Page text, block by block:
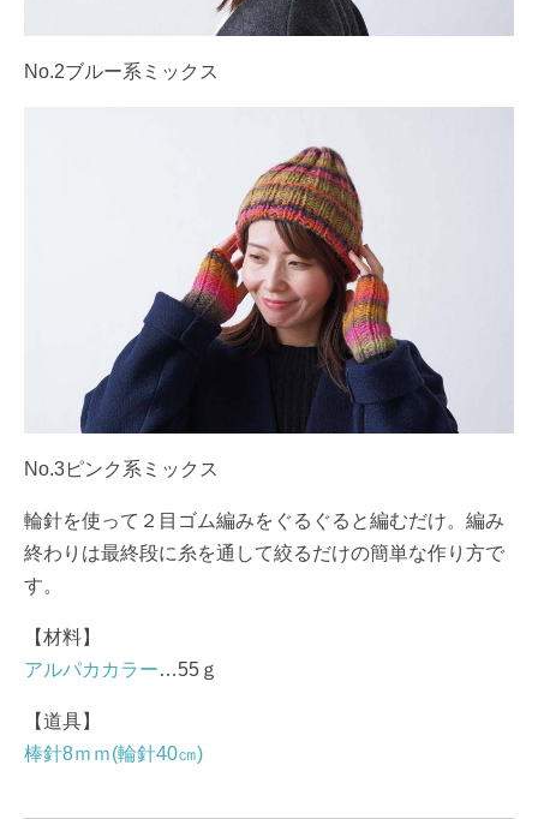
No.2ブルー系ミックス
No.3ピンク系ミックス
輪針を使って２目ゴム編みをぐるぐると編むだけ。編み
終わりは最終段に糸を通して絞るだけの簡単な作り方で
す。
【材料】
アルパカカラー…55ｇ
【道具】
棒針8ｍｍ(輪針40㎝)